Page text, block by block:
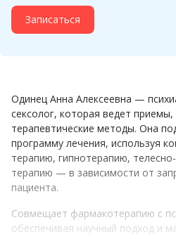
Записаться
Одинец Анна Алексеевна —
сексолог, которая ведет
терапевтические методы. Она
программу лечения, используя
терапию, гипнотерапию,
терапию — в зависимости от
пациента.
Совмещает фармакотерапию с
обеспечивая научный подход и